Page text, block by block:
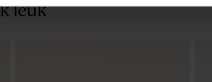
leuk